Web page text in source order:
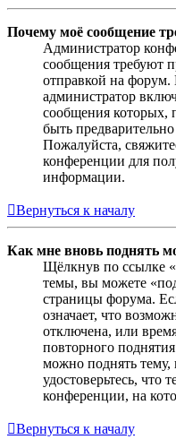
Почему моё сообщение
Администратор
сообщения требуют
отправкой на
администратор
сообщения
быть
Пожалуйста,
конференции для
информации.
Вернуться к началу
Как мне вновь поднять
Щёлкнув по ссылке
темы, вы можете
страницы форума.
означает, что
отключена, или
повторного
можно поднять тему,
удостоверьтесь, что
конференции, на
Вернуться к началу